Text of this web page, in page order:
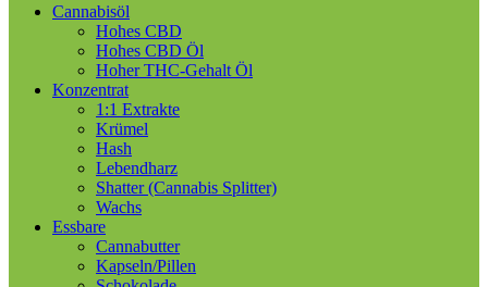
Cannabisöl
Hohes CBD
Hohes CBD Öl
Hoher THC-Gehalt Öl
Konzentrat
1:1 Extrakte
Krümel
Hash
Lebendharz
Shatter (Cannabis Splitter)
Wachs
Essbare
Cannabutter
Kapseln/Pillen